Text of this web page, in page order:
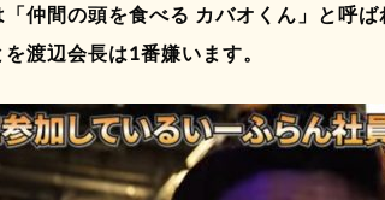
仲間の頭を食べる カバオくん」と呼
渡辺会長は1番嫌います。